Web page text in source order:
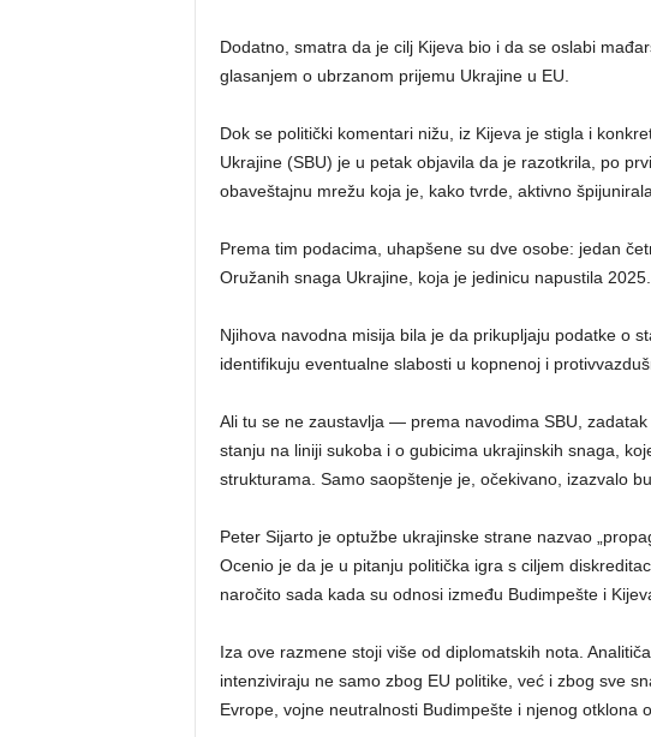
Dodatno, smatra da je cilj Kijeva bio i da se oslabi
glasanjem o ubrzanom prijemu Ukrajine u EU.
Dok se politički komentari nižu, iz Kijeva je stigla i
Ukrajine (SBU) je u petak objavila da je razotkrila, po
obaveštajnu mrežu koja je, kako tvrde, aktivno
Prema tim podacima, uhapšene su dve osobe: jedan
Oružanih snaga Ukrajine, koja je jedinicu napustila
Njihova navodna misija bila je da prikupljaju podatke o
identifikuju eventualne slabosti u kopnenoj i
Ali tu se ne zaustavlja — prema navodima SBU,
stanju na liniji sukoba i o gubicima ukrajinskih snaga,
strukturama. Samo saopštenje je, očekivano, izazvalo
Peter Sijarto je optužbe ukrajinske strane nazvao
Ocenio je da je u pitanju politička igra s ciljem
naročito sada kada su odnosi između Budimpešte i
Iza ove razmene stoji više od diplomatskih nota.
intenziviraju ne samo zbog EU politike, već i zbog sve
Evrope, vojne neutralnosti Budimpešte i njenog otklona